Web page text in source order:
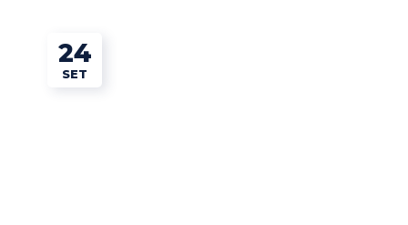
24
SET